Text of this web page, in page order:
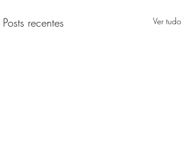
Posts recentes Ver tudo